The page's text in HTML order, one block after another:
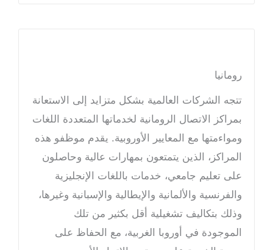
رومانيا
تتجه الشركات العالمية بشكل متزايد إلى الاستعانة
بمراكز الاتصال الرومانية لخدماتها المتعددة اللغات
ومواءمتها مع المعايير الأوروبية. يقدم موظفو هذه
المراكز، الذين يتمتعون بمهارات عالية وحاصلون
على تعليم جامعي، خدمات باللغات الإنجليزية
والفرنسية والألمانية والإيطالية والإسبانية وغيرها،
وذلك بتكاليف تشغيلية أقل بكثير من تلك
الموجودة في أوروبا الغربية، مع الحفاظ على